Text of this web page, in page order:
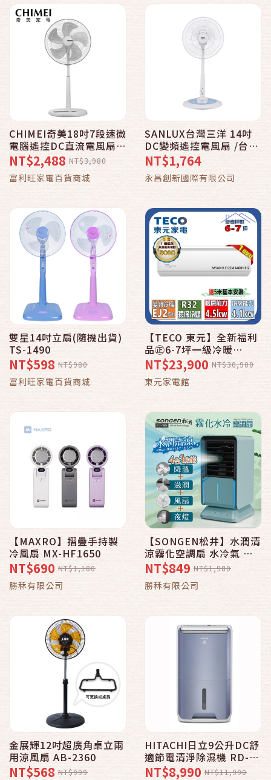
CHIMEI奇美18吋7段速微
電腦遙控DC直流電風扇
DF-18H501
NT$2,488 NT$3,980
富利旺家電百貨商城
SANLUX台灣三洋 14吋
DC變頻遙控電風扇 /台
EF-P14DJ
NT$1,764
永昌創新國際有限公司
雙星14吋立扇(隨機出貨)
TS-1490
NT$598 NT$980
富利旺家電百貨商城
【TECO 東元】全新福利
品㊣6-7坪一級冷暖
4.1KW分離式空調
MA40IH-EJ2
NT$23,900 NT$30,900
東元家電館
【MAXRO】摺疊手持製
冷風扇 MX-HF1650
NT$690 NT$1,180
勝秝有限公司
【SONGEN松井】水潤清
涼霧化空調扇 水冷氣 循
環扇 移動式 空調 攜帶式
SG-05KTS
NT$849 NT$1,980
勝秝有限公司
金展輝12吋超廣角桌立兩
用涼風扇 AB-2360
NT$568 NT$999
HITACHI日立9公升DC舒
適節電清淨除濕機 RD-
18FC
NT$8,990 NT$11,990